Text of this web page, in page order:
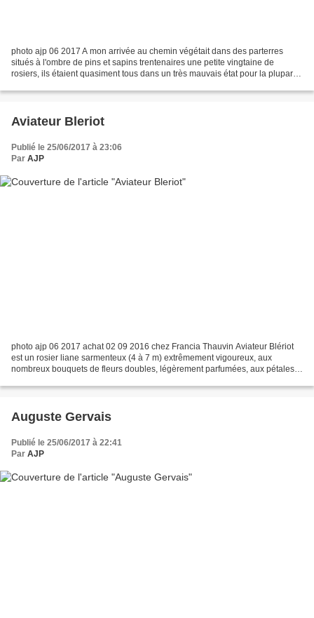
photo ajp 06 2017 A mon arrivée au chemin végétait dans des parterres
situés à l'ombre de pins et sapins trentenaires une petite vingtaine de
rosiers, ils étaient quasiment tous dans un très mauvais état pour la plupart
Aviateur Bleriot
Publié le 25/06/2017 à 23:06
Par AJP
photo ajp 06 2017 achat 02 09 2016 chez Francia Thauvin Aviateur Blériot
est un rosier liane sarmenteux (4 à 7 m) extrêmement vigoureux, aux
nombreux bouquets de fleurs doubles, légèrement parfumées, aux pétales
Auguste Gervais
Publié le 25/06/2017 à 22:41
Par AJP